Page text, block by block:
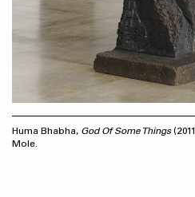
Huma Bhabha, God Of Some Things
Mole.